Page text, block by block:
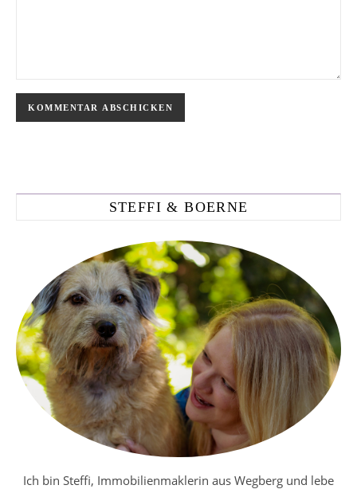
STEFFI & BOERNE
Ich bin Steffi, Immobilienmaklerin aus Wegberg und lebe